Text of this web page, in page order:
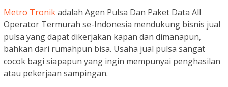
Metro Tronikadalah Agen Pulsa Dan Paket Data All
Operator Termurah se-Indonesia mendukung bisnis jual
pulsa yang dapat dikerjakan kapan dan dimanapun,
bahkan dari rumahpun bisa. Usaha jual pulsa sangat
cocok bagi siapapun yang ingin mempunyai penghasilan
atau pekerjaan sampingan.